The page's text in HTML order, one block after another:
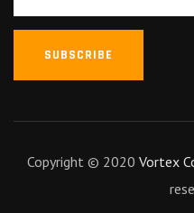
SUBSCRIBE
Copyright © 2020 Vortex